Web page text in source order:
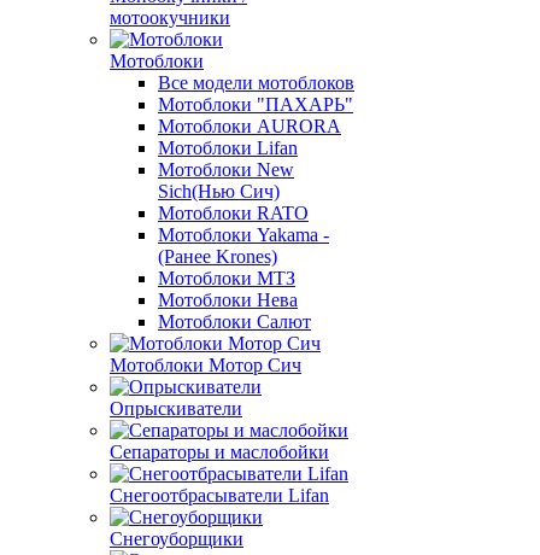
мотоокучники
Мотоблоки
Все модели мотоблоков
Мотоблоки "ПАХАРЬ"
Мотоблоки AURORA
Мотоблоки Lifan
Мотоблоки New
Sich(Нью Сич)
Мотоблоки RATO
Мотоблоки Yakama -
(Ранее Krones)
Мотоблоки МТЗ
Мотоблоки Нева
Мотоблоки Салют
Мотоблоки Мотор Сич
Опрыскиватели
Сепараторы и маслобойки
Снегоотбрасыватели Lifan
Снегоуборщики